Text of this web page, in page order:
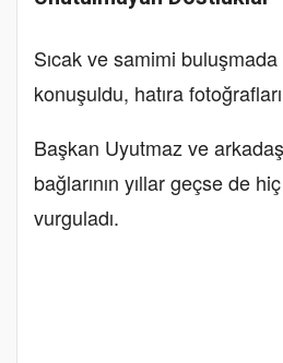
Sıcak ve samimi
konuşuldu, hatıra
Başkan Uyutmaz ve
bağlarının yıllar geçse de hiç
vurguladı.